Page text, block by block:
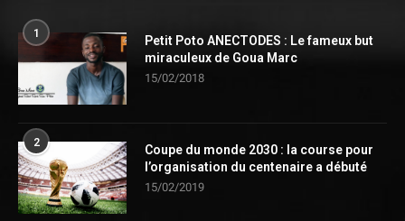
1
Petit Poto ANECTODES : Le fameux but
miraculeux de Goua Marc
15/02/2018
2
Coupe du monde 2030 : la course pour
l’organisation du centenaire a débuté
15/02/2019